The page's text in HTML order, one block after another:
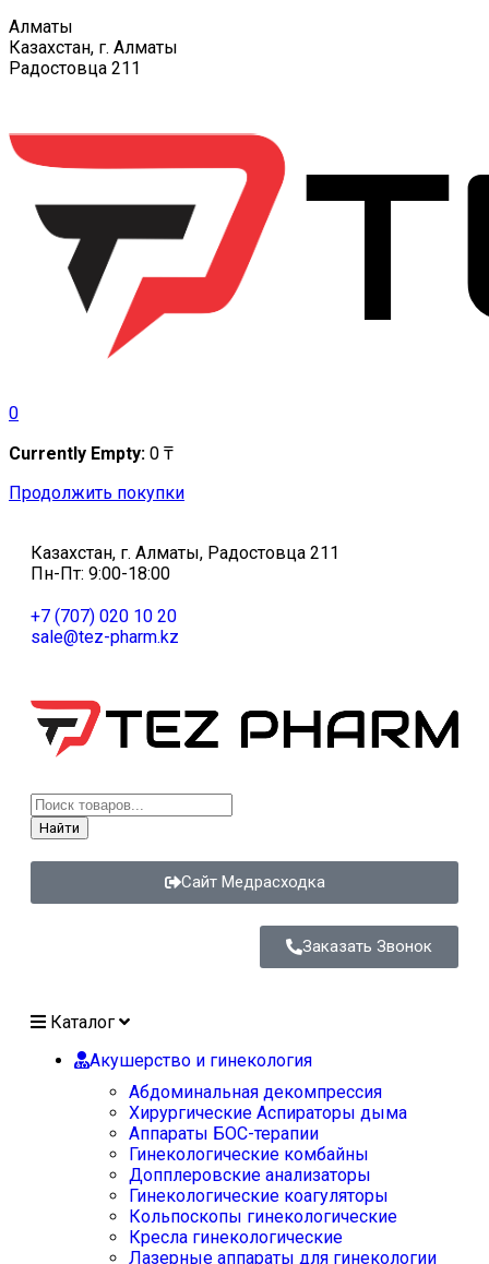
Алматы
Казахстан, г. Алматы
Радостовца 211
0
Currently Empty: 0 ₸
Продолжить покупки
Казахстан, г. Алматы, Радостовца 211
Пн-Пт: 9:00-18:00
+7 (707) 020 10 20
sale@tez-pharm.kz
Найти
Сайт Медрасходка
Заказать Звонок
Каталог
Акушерство и гинекология
Абдоминальная декомпрессия
Хирургические Аспираторы дыма
Аппараты БОС-терапии
Гинекологические комбайны
Допплеровские анализаторы
Гинекологические коагуляторы
Кольпоскопы гинекологические
Кресла гинекологические
Лазерные аппараты для гинекологии